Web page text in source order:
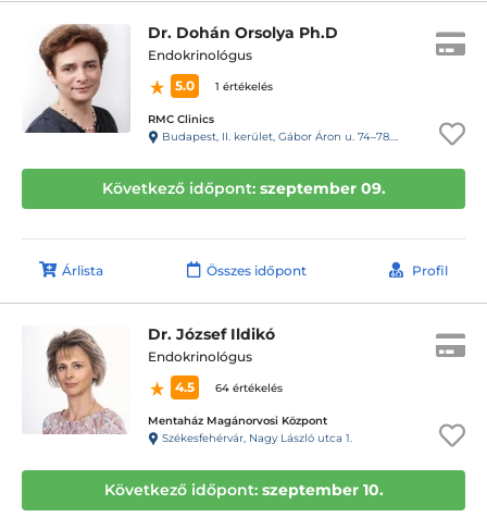
Dr. Dohán Orsolya Ph.D
Endokrinológus
5.0
1 értékelés
RMC Clinics
Budapest, II. kerület, Gábor Áron u. 74–78. III. emelet
Következő időpont: szeptember 09.
Árlista Összes időpont Profil
Dr. József Ildikó
Endokrinológus
4.5
64 értékelés
Mentaház Magánorvosi Központ
Székesfehérvár, Nagy László utca 1.
Következő időpont: szeptember 10.